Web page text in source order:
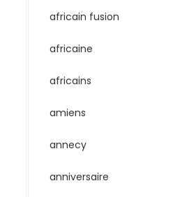
africain fusion
africaine
africains
amiens
annecy
anniversaire